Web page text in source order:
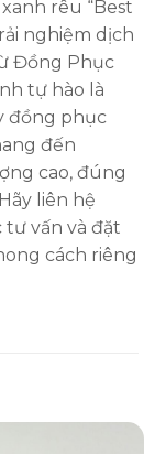
rêu “Best
nghiệm dịch
Đồng Phục
tự hào là
đồng phục
đến
cao, đúng
liên hệ
tư vấn và đặt
cách riêng